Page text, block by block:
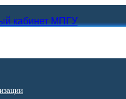
кабинет МПГУ